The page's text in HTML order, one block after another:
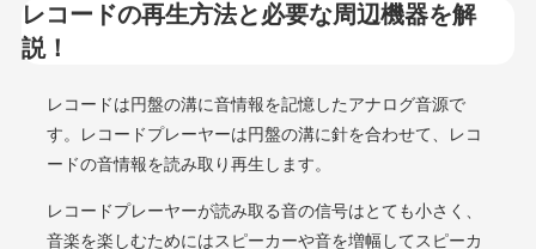
レコードの再生方法と必要な周辺機器を解
説！
レコードは円盤の溝に音情報を記憶したアナログ音源で
す。レコードプレーヤーは円盤の溝に針を合わせて、レコ
ードの音情報を読み取り再生します。
レコードプレーヤーが読み取る音の信号はとても小さく、
音楽を楽しむためにはスピーカーや音を増幅してスピーカ